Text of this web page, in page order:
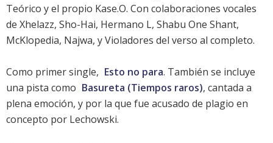
Teórico y el propio Kase.O. Con colaboraciones vocales
de Xhelazz, Sho-Hai, Hermano L, Shabu One Shant,
McKlopedia, Najwa, y Violadores del verso al completo.
Como primer single, Esto no para. También se incluye
una pista como Basureta (Tiempos raros), cantada a
plena emoción, y por la que fue acusado de plagio en
concepto por Lechowski.